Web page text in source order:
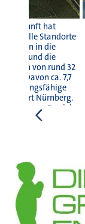
Zukunft hat
über alle Standorte
in die
und die
von rund 32
Davon ca. 7,7
leistungsfähige
Nürnberg.
Daniel